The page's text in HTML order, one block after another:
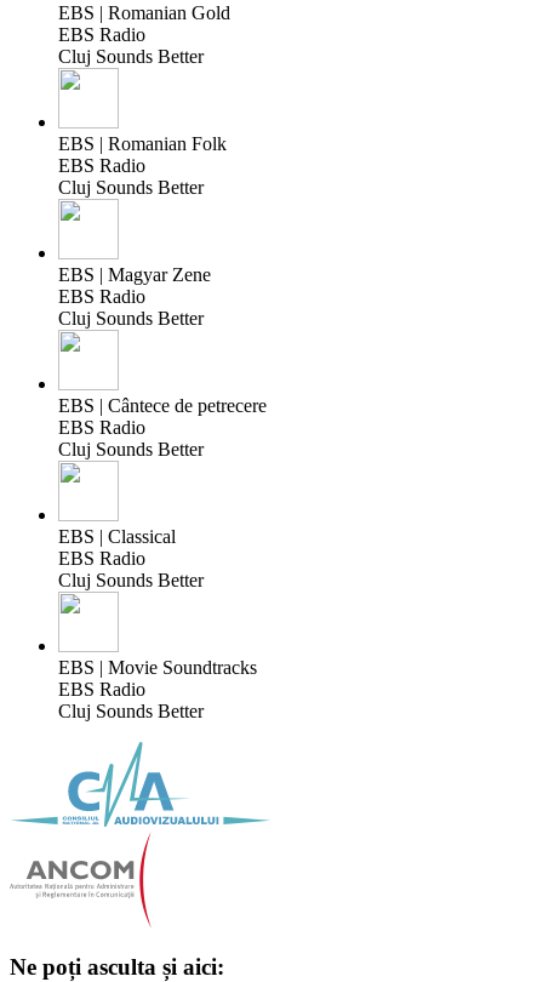
EBS | Romanian Gold
EBS Radio
Cluj Sounds Better
EBS | Romanian Folk
EBS Radio
Cluj Sounds Better
EBS | Magyar Zene
EBS Radio
Cluj Sounds Better
EBS | Cântece de petrecere
EBS Radio
Cluj Sounds Better
EBS | Classical
EBS Radio
Cluj Sounds Better
EBS | Movie Soundtracks
EBS Radio
Cluj Sounds Better
Ne poți asculta și aici: